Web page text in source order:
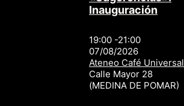
Inauguración
19:00 -21:00
07/08/2026
Ateneo Café Universal
Calle Mayor 28
(MEDINA DE POMAR)